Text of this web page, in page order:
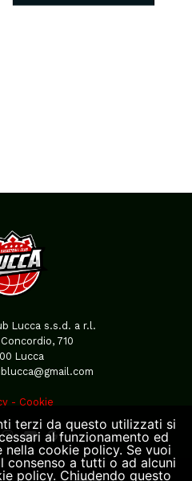
Lucca s.s.d. a r.l.
710
Lucca
- Cookie
terzi da questo utilizzati si
al funzionamento ed
cookie policy. Se vuoi
consenso a tutti o ad alcuni
policy. Chiudendo questo